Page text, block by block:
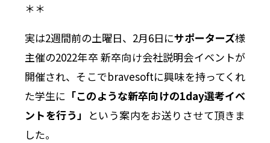
＊＊
実は2週間前の土曜日、2月6日にサポーターズ様
主催の2022年卒 新卒向け会社説明会イベントが
開催され、そこでbravesoftに興味を持ってくれ
た学生に 「このような新卒向けの1day選考イベ
ントを行う」 という案内をお送りさせて頂きま
した。